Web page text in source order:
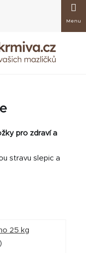
košík
pro zdraví a
stravu slepic a
25 kg